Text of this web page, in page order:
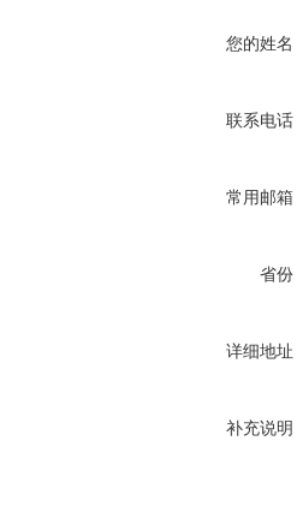
您的姓名
联系电话
常用邮箱
省份
详细地址
补充说明